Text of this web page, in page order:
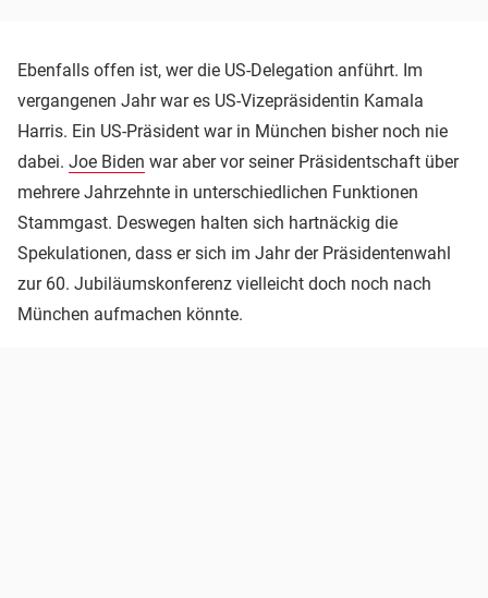
Ebenfalls offen ist, wer die US-Delegation anführt. Im
vergangenen Jahr war es US-Vizepräsidentin Kamala
Harris. Ein US-Präsident war in München bisher noch nie
dabei. Joe Biden war aber vor seiner Präsidentschaft über
mehrere Jahrzehnte in unterschiedlichen Funktionen
Stammgast. Deswegen halten sich hartnäckig die
Spekulationen, dass er sich im Jahr der Präsidentenwahl
zur 60. Jubiläumskonferenz vielleicht doch noch nach
München aufmachen könnte.